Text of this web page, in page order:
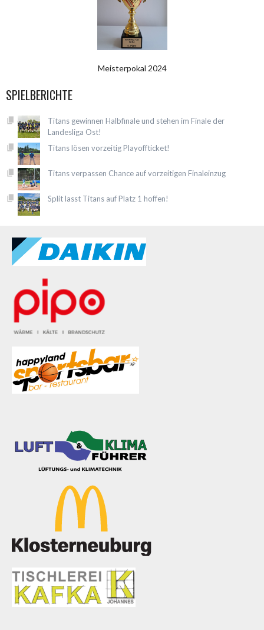
Meisterpokal 2024
SPIELBERICHTE
Titans gewinnen Halbfinale und stehen im Finale der
Landesliga Ost!
Titans lösen vorzeitig Playoffticket!
Titans verpassen Chance auf vorzeitigen Finaleinzug
Split lasst Titans auf Platz 1 hoffen!